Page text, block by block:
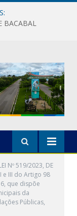
BACABAL
Nº 519/2023, DE
e III do Artigo 98
que dispõe
da
Públicas,